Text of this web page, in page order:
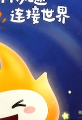
支持
反对 [0]